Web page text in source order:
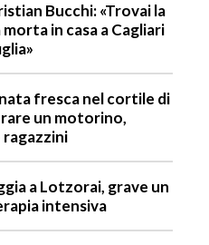
Bucchi: «Trovai la
in casa a Cagliari
fresca nel cortile di
un motorino,
a Lotzorai, grave un
intensiva